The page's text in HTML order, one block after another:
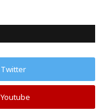
Twitter
Youtube